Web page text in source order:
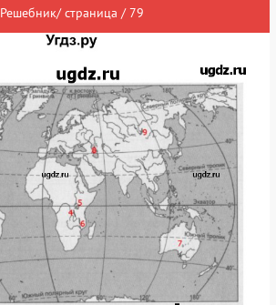
Решебник/ страница / 79